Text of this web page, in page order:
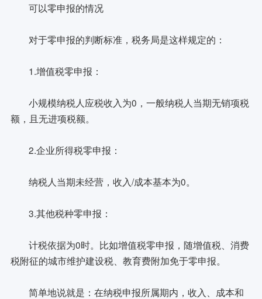
可以零申报的情况
对于零申报的判断标准，税务局是这样规定的：
1.增值税零申报：
小规模纳税人应税收入为0，一般纳税人当期无销项税
额，且无进项税额。
2.企业所得税零申报：
纳税人当期未经营，收入/成本基本为0。
3.其他税种零申报：
计税依据为0时。比如增值税零申报，随增值税、消费
税附征的城市维护建设税、教育费附加免于零申报。
简单地说就是：在纳税申报所属期内，收入、成本和